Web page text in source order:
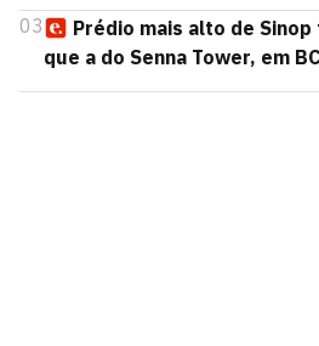
03
Prédio mais alto de
que a do Senna Tower, em BC